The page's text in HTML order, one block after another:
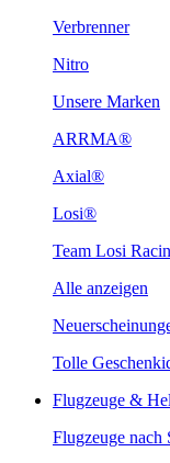
Verbrenner
Nitro
Unsere Marken
ARRMA®
Axial®
Losi®
Team Losi
Alle anzeigen
Tolle
Flugzeuge &
Flugzeuge